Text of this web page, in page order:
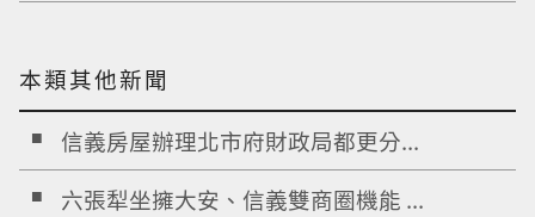
本類其他新聞
信義房屋辦理北市府財政局都更分...
六張犁坐擁大安、信義雙商圈機能 ...